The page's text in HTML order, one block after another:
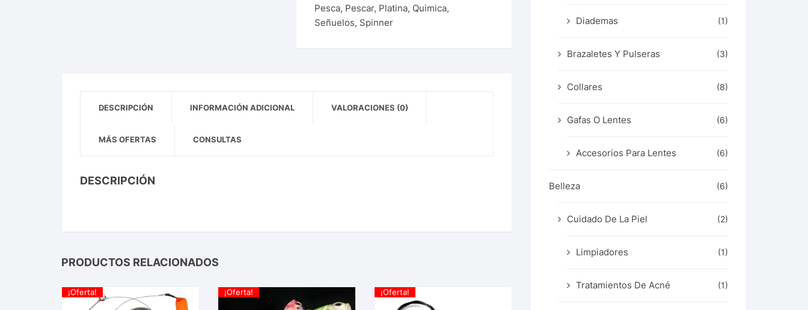
Pesca, Pescar, Platina, Quimica,
Señuelos, Spinner
DESCRIPCIÓN INFORMACIÓN ADICIONAL VALORACIONES (0)
MÁS OFERTAS CONSULTAS
DESCRIPCIÓN
PRODUCTOS RELACIONADOS
¡Oferta! ¡Oferta! ¡Oferta!
Diademas (1)
Brazaletes Y Pulseras (3)
Collares (8)
Gafas O Lentes (6)
Accesorios Para Lentes (6)
Belleza (6)
Cuidado De La Piel (2)
Limpiadores (1)
Tratamientos De Acné (1)